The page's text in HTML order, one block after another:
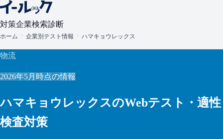
対策企業検索診断
ホーム 企業別テスト情報 ハマキョウレックス
物流
2026年5月 時点の情報
ハマキョウレックスのWebテスト・適性
検査対策